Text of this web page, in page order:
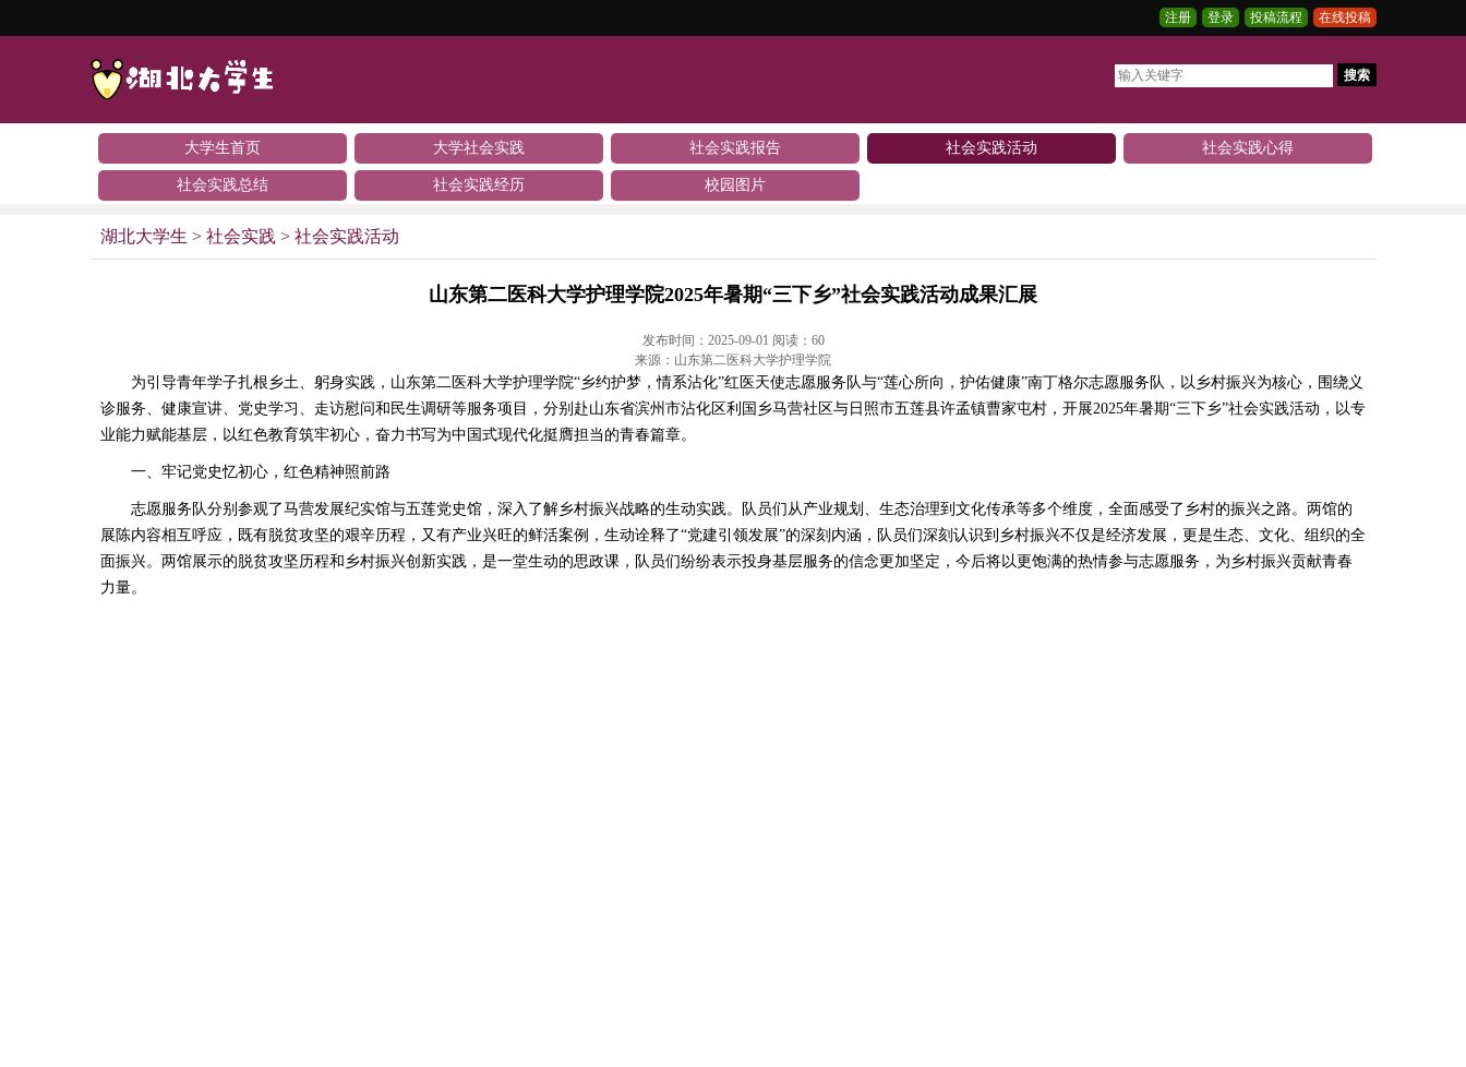
注册 登录 投稿流程 在线投稿
搜索
大学生首页 大学社会实践 社会实践报告 社会实践活动 社会实践心得
社会实践总结 社会实践经历 校园图片
湖北大学生 > 社会实践 > 社会实践活动
山东第二医科大学护理学院2025年暑期“三下乡”社会实践活动成果汇展
发布时间：2025-09-01 阅读： 60
来源：山东第二医科大学护理学院
为引导青年学子扎根乡土、躬身实践，山东第二医科大学护理学院“乡约护梦，情系沾化”红医天使志愿服务队与“莲心所向，护佑健康”南丁格尔志愿服务队，以乡村振兴为核心，围绕义
诊服务、健康宣讲、党史学习、走访慰问和民生调研等服务项目，分别赴山东省滨州市沾化区利国乡马营社区与日照市五莲县许孟镇曹家屯村，开展2025年暑期“三下乡”社会实践活动，以专
业能力赋能基层，以红色教育筑牢初心，奋力书写为中国式现代化挺膺担当的青春篇章。
一、牢记党史忆初心，红色精神照前路
志愿服务队分别参观了马营发展纪实馆与五莲党史馆，深入了解乡村振兴战略的生动实践。队员们从产业规划、生态治理到文化传承等多个维度，全面感受了乡村的振兴之路。两馆的
展陈内容相互呼应，既有脱贫攻坚的艰辛历程，又有产业兴旺的鲜活案例，生动诠释了“党建引领发展”的深刻内涵，队员们深刻认识到乡村振兴不仅是经济发展，更是生态、文化、组织的全
面振兴。两馆展示的脱贫攻坚历程和乡村振兴创新实践，是一堂生动的思政课，队员们纷纷表示投身基层服务的信念更加坚定，今后将以更饱满的热情参与志愿服务，为乡村振兴贡献青春
力量。